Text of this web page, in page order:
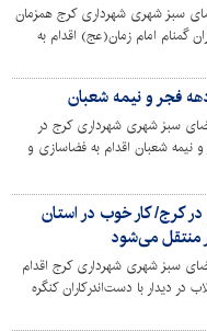
سبز شهری شهرداری کرج همزمان
گمنام امام زمان(عج) اقدام به
شهر کرده است.
دهه فجر و نیمه شعبان
سبز شهری شهرداری کرج در
و نیمه شعبان اقدام به فضاسازی و
کرج کرده است.
در کرج/ کار خوب در استان
منتقل می‌شود
سبز شهری شهرداری کرج اقدام
در دیدار با دست‌اندرکاران کنگره